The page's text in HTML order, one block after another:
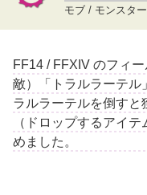
モブ / モンスター
FF14 / FFXIV のフィ
敵）「トラルラーテル
ラルラーテルを倒すと
（ドロップするアイ
めました。